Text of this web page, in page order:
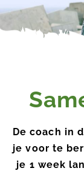
De coach in
je voor te
je 1 week